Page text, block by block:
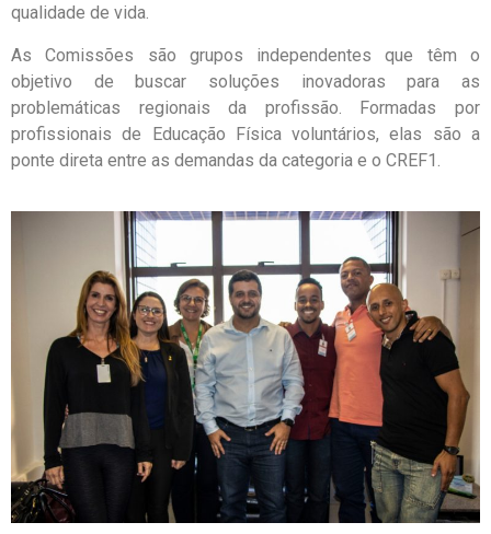
qualidade de vida.
As Comissões são grupos independentes que têm o
objetivo de buscar soluções inovadoras para as
problemáticas regionais da profissão. Formadas por
profissionais de Educação Física voluntários, elas são a
ponte direta entre as demandas da categoria e o CREF1.